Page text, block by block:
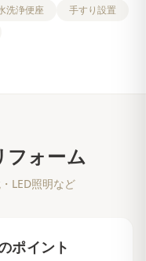
洗浄便座
手すり設置
フォーム
LED照明など
ポイント